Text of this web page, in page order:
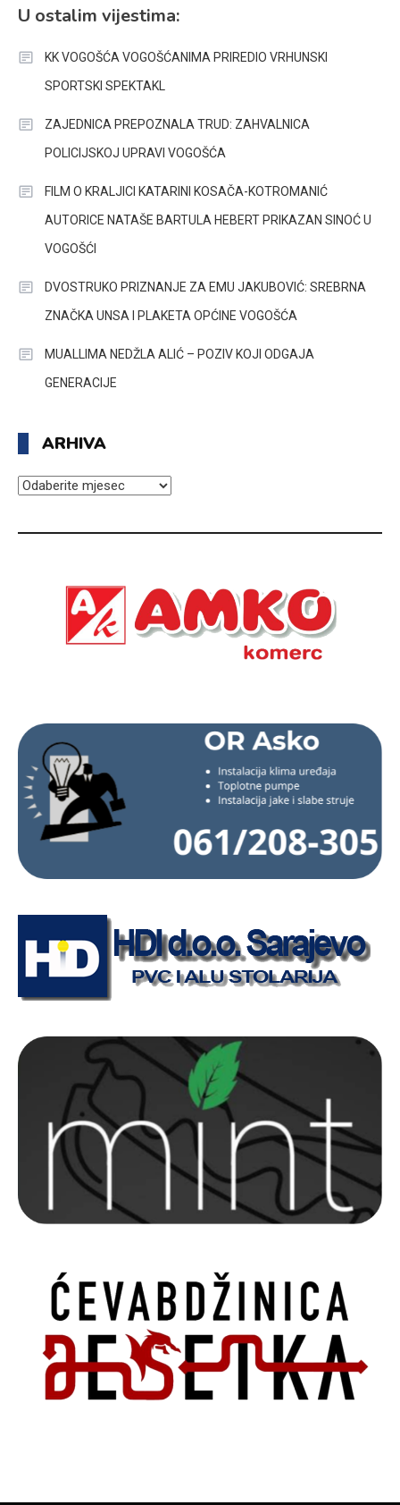
U ostalim vijestima:
KK VOGOŠĆA VOGOŠĆANIMA PRIREDIO VRHUNSKI
SPORTSKI SPEKTAKL
ZAJEDNICA PREPOZNALA TRUD: ZAHVALNICA
POLICIJSKOJ UPRAVI VOGOŠĆA
FILM O KRALJICI KATARINI KOSAČA-KOTROMANIĆ
AUTORICE NATAŠE BARTULA HEBERT PRIKAZAN SINOĆ U
VOGOŠĆI
DVOSTRUKO PRIZNANJE ZA EMU JAKUBOVIĆ: SREBRNA
ZNAČKA UNSA I PLAKETA OPĆINE VOGOŠĆA
MUALLIMA NEDŽLA ALIĆ – POZIV KOJI ODGAJA
GENERACIJE
ARHIVA
ARHIVA